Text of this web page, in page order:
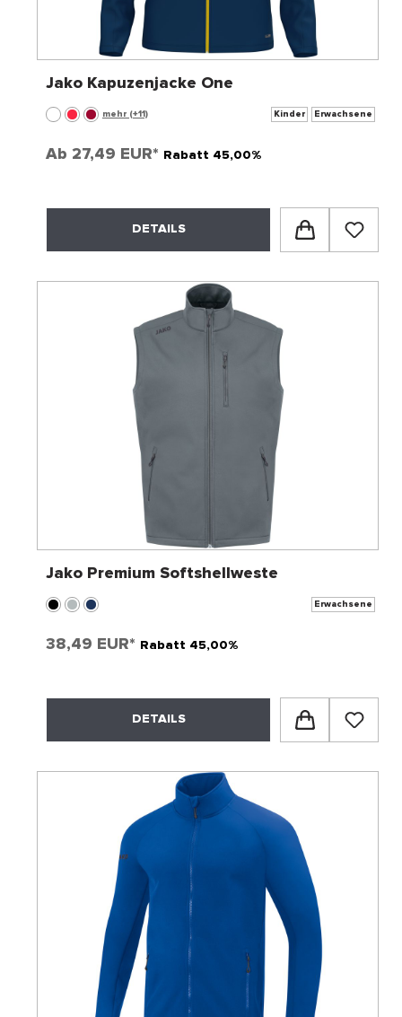
Jako Kapuzenjacke One
mehr (+11) Kinder Erwachsene
Ab 27,49 EUR* Rabatt 45,00%
DETAILS
Jako Premium Softshellweste
Erwachsene
38,49 EUR* Rabatt 45,00%
DETAILS